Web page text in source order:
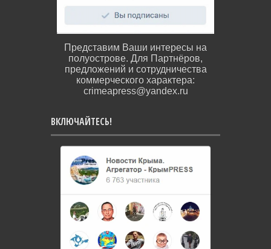
Представим Ваши интересы на
полуострове. Для Партнёров,
предложений и сотрудничества
коммерческого характера:
crimeapress@yandex.ru
ВКЛЮЧАЙТЕСЬ!